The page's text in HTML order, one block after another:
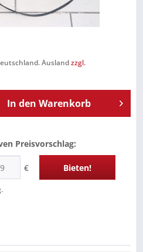
Auslandzzgl.
In den Warenkorb
Preisvorschlag:
€ Bieten!